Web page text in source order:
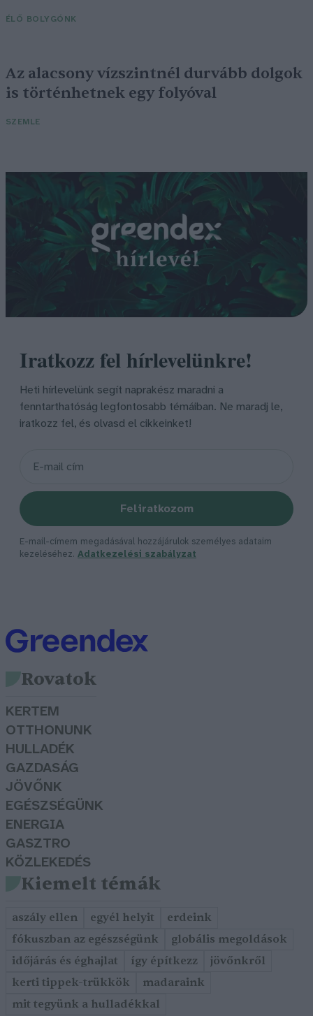
ÉLŐ BOLYGÓNK
Az alacsony vízszintnél durvább dolgok
is történhetnek egy folyóval
SZEMLE
Iratkozz fel hírlevelünkre!
Heti hírlevelünk segít naprakész maradni a
fenntarthatóság legfontosabb témáiban. Ne maradj le,
iratkozz fel, és olvasd el cikkeinket!
Feliratkozom
E-mail-címem megadásával hozzájárulok személyes adataim
kezeléséhez. Adatkezelési szabályzat
Rovatok
KERTEM
OTTHONUNK
HULLADÉK
GAZDASÁG
JÖVŐNK
EGÉSZSÉGÜNK
ENERGIA
GASZTRO
KÖZLEKEDÉS
Kiemelt témák
aszály ellen egyél helyit
erdeink
fókuszban az egészségünk
globális megoldások
időjárás és éghajlat
így építkezz
jövőnkről
kerti tippek-trükkök
madaraink
mit tegyünk a hulladékkal